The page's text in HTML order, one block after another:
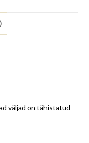
väljad on tähistatud